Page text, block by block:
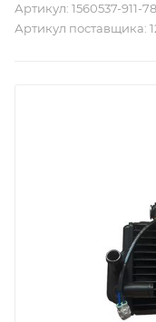
Артикул: 1560537-911-
Артикул поставщика: